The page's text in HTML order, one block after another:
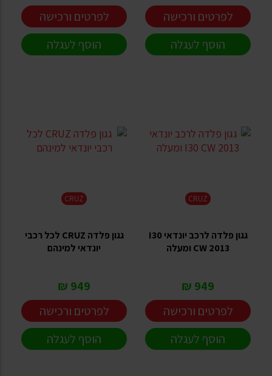
לפרטים ורכישה
הוסף לעגלה
לפרטים ורכישה
הוסף לעגלה
CRUZ
גגון פלדה לרכב יונדאי I30
CW 2013 ומעלה
949 ₪
לפרטים ורכישה
הוסף לעגלה
CRUZ
גגון פלדה CRUZ לכל רכבי
יונדאי למינהם
949 ₪
לפרטים ורכישה
הוסף לעגלה